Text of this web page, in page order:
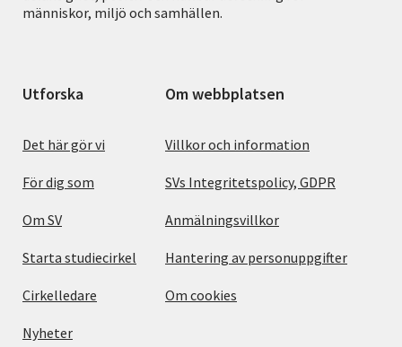
människor, miljö och samhällen.
Utforska
Det här gör vi
För dig som
Om SV
Starta studiecirkel
Cirkelledare
Nyheter
Om webbplatsen
Villkor och information
SVs Integritetspolicy, GDPR
Anmälningsvillkor
Hantering av personuppgifter
Om cookies